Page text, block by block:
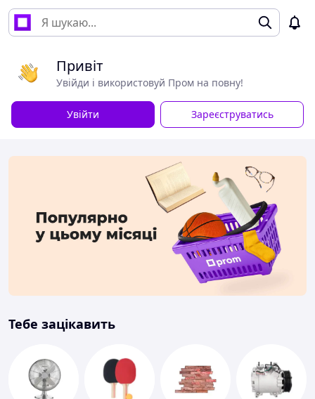
Привіт
Увійди і використовуй Пром на повну!
Увійти Зареєструватись
Тебе зацікавить